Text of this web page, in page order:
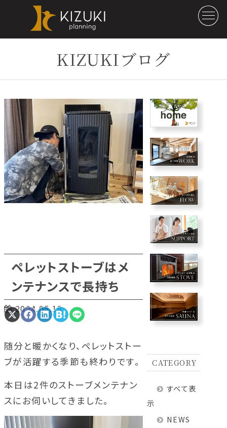
KIZUKIブログ
ペレットストーブはメ
ンテナンスで長持ち
2024.05.18
Share
(Twitter)
ShareShare
on
Share
on
Share
on
随分と暖かくなり、ペレットストー
ブが活躍する季節も終わりです。
本日は2件のストーブメンテナン
スにお伺いしてきました。
CATEGORY
すべて表
示
NEWS